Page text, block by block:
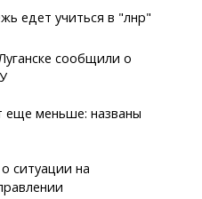
едет учиться в "лнр"
сообщили о
меньше: названы
ситуации на